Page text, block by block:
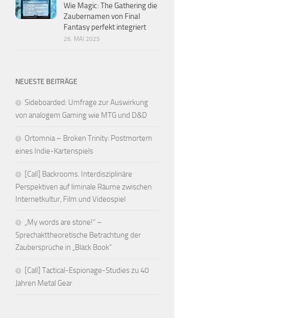
Wie Magic: The Gathering die
Zaubernamen von Final
Fantasy perfekt integriert
26. MAI 2025
NEUESTE BEITRÄGE
Sideboarded: Umfrage zur Auswirkung
von analogem Gaming wie MTG und D&D
Ortomnia – Broken Trinity: Postmortem
eines Indie-Kartenspiels
[Call] Backrooms. Interdisziplinäre
Perspektiven auf liminale Räume zwischen
Internetkultur, Film und Videospiel
„My words are stone!“ –
Sprechakttheoretische Betrachtung der
Zaubersprüche in „Black Book“
[Call] Tactical-Espionage-Studies zu 40
Jahren Metal Gear